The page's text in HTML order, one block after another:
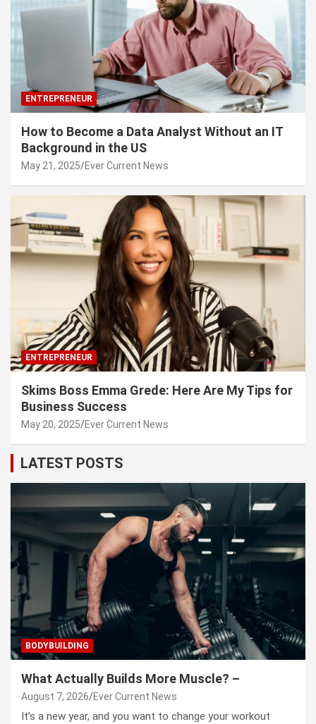
ENTREPRENEUR
How to Become a Data Analyst Without an IT
Background in the US
May 21, 2025 Ever Current News
ENTREPRENEUR
Skims Boss Emma Grede: Here Are My Tips for
Business Success
May 20, 2025 Ever Current News
LATEST POSTS
BODYBUILDING
What Actually Builds More Muscle? –
August 7, 2026 Ever Current News
It’s a new year, and you want to change your workout